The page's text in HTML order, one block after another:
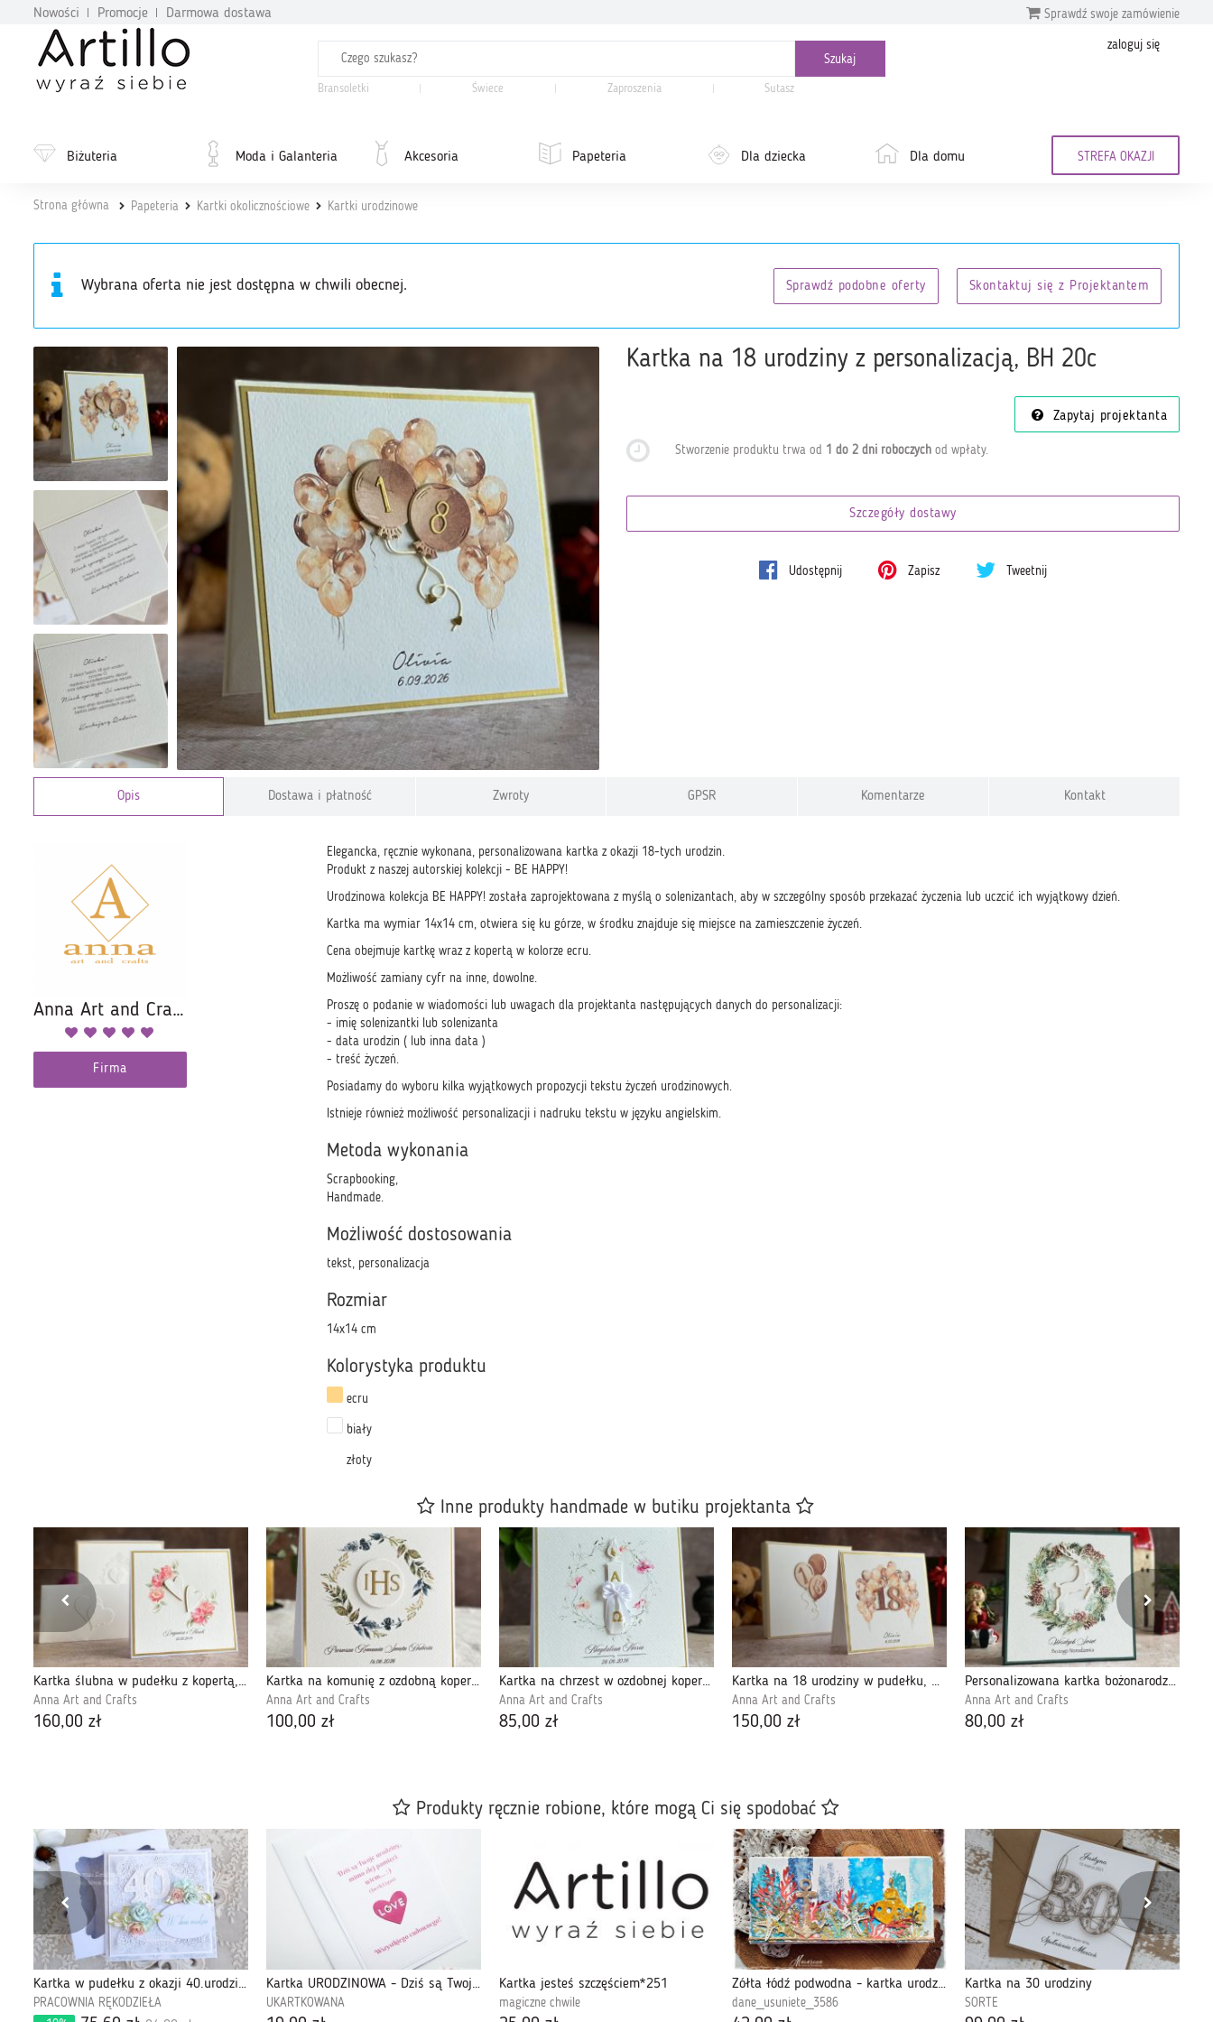
Nowości Promocje Darmowa dostawa Sprawdź swoje zamówienie
Bransoletki Świece Zaproszenia Sutasz
zaloguj się
Biżuteria Moda i Galanteria Akcesoria Papeteria Dla dziecka Dla domu STREFA OKAZJI
Strona główna Papeteria Kartki okolicznościowe Kartki urodzinowe
Wybrana oferta nie jest dostępna w chwili obecnej. Sprawdź podobne oferty Skontaktuj się z Projektantem
Kartka na 18 urodziny z personalizacją, BH 20c
Zapytaj projektanta
Stworzenie produktu trwa od 1 do 2 dni roboczychod wpłaty.
Szczegóły dostawy
Udostępnij Zapisz Tweetnij
Opis Dostawa i płatność Zwroty GPSR Komentarze Kontakt
Elegancka, ręcznie wykonana, personalizowana kartka z okazji 18-tych urodzin.
Produkt z naszej autorskiej kolekcji - BE HAPPY!
Urodzinowa kolekcja BE HAPPY! została zaprojektowana z myślą o solenizantach, aby w szczególny sposób przekazać życzenia lub uczcić ich wyjątkowy dzień.
Kartka ma wymiar 14x14 cm, otwiera się ku górze, w środku znajduje się miejsce na zamieszczenie życzeń.
Cena obejmuje kartkę wraz z kopertą w kolorze ecru.
Możliwość zamiany cyfr na inne, dowolne.
Proszę o podanie w wiadomości lub uwagach dla projektanta następujących danych do personalizacji:
- imię solenizantki lub solenizanta
- data urodzin ( lub inna data )
- treść życzeń.
Posiadamy do wyboru kilka wyjątkowych propozycji tekstu życzeń urodzinowych.
Istnieje również możliwość personalizacji i nadruku tekstu w języku angielskim.
Metoda wykonania
Scrapbooking,
Handmade.
Możliwość dostosowania
tekst, personalizacja
Rozmiar
14x14 cm
Kolorystyka produktu
ecru
biały
złoty
Anna Art and Crafts
Firma
Inne produkty handmade w butiku projektanta
Kartka ślubna w pudełku z kopertą, WA26B
Anna Art and Crafts
160,00 zł
Kartka na komunię z ozdobną kopertą, 84z
Anna Art and Crafts
100,00 zł
Kartka na chrzest w ozdobnej kopercie, 73a
Anna Art and Crafts
85,00 zł
Kartka na 18 urodziny w pudełku, BH 20F
Anna Art and Crafts
150,00 zł
Personalizowana kartka bożonarodzeniowa BN10E
Anna Art and Crafts
80,00 zł
Produkty ręcznie robione, które mogą Ci się spodobać
Kartka w pudełku z okazji 40.urodzin 497
PRACOWNIA RĘKODZIEŁA
Kartka URODZINOWA - Dziś są Twoje...
UKARTKOWANA
Kartka jesteś szczęściem*251
magiczne chwile
Żółta łódź podwodna - kartka urodzinowa
dane_usuniete_3586
Kartka na 30 urodziny
SORTE